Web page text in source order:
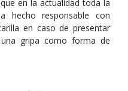
en la actualidad toda la
hecho responsable con
en caso de presentar
gripa como forma de